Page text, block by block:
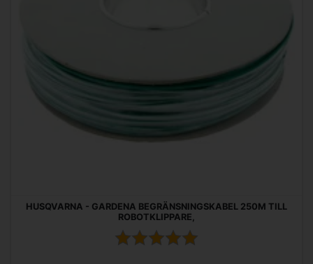
HUSQVARNA - GARDENA BEGRÄNSNINGSKABEL 250M TILL
ROBOTKLIPPARE,